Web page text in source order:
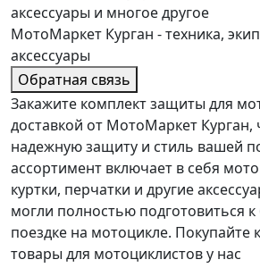
МотоМаркет Курган - техника,
аксессуары
Обратная связь
Закажите комплект защиты для
доставкой от МотоМаркет
надежную защиту и стиль вашей
ассортимент включает в себя
куртки, перчатки и другие
могли полностью подготовиться
поездке на мотоцикле. Покупайте
товары для мотоциклистов у нас